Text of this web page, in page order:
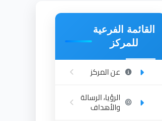
القائمة الفرعية
للمركز
عن المركز
الرؤيا، الرسالة
والأهداف